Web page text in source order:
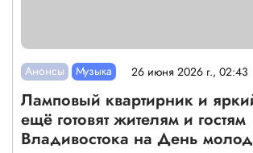
Анонсы Музыка 26 июня 2026 г., 02:43
Ламповый квартирник и
ещё готовят жителям и гостям
Владивостока на День